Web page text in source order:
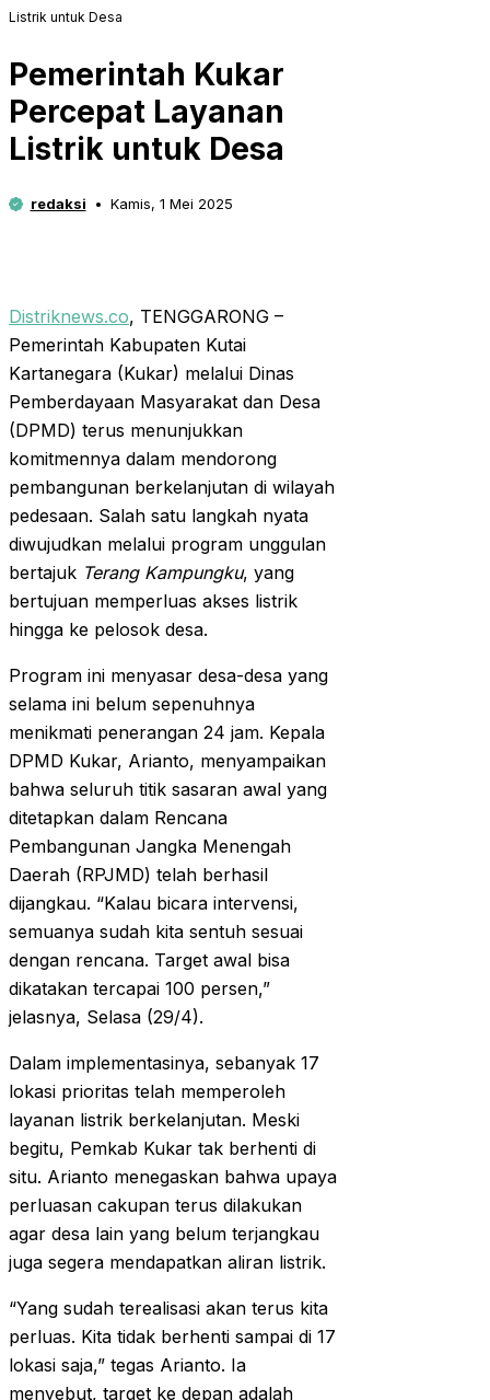
Listrik untuk Desa
Pemerintah Kukar
Percepat Layanan
Listrik untuk Desa
redaksi Kamis, 1 Mei 2025
Distriknews.co, TENGGARONG –
Pemerintah Kabupaten Kutai
Kartanegara (Kukar) melalui Dinas
Pemberdayaan Masyarakat dan Desa
(DPMD) terus menunjukkan
komitmennya dalam mendorong
pembangunan berkelanjutan di wilayah
pedesaan. Salah satu langkah nyata
diwujudkan melalui program unggulan
bertajuk Terang Kampungku, yang
bertujuan memperluas akses listrik
hingga ke pelosok desa.
Program ini menyasar desa-desa yang
selama ini belum sepenuhnya
menikmati penerangan 24 jam. Kepala
DPMD Kukar, Arianto, menyampaikan
bahwa seluruh titik sasaran awal yang
ditetapkan dalam Rencana
Pembangunan Jangka Menengah
Daerah (RPJMD) telah berhasil
dijangkau. “Kalau bicara intervensi,
semuanya sudah kita sentuh sesuai
dengan rencana. Target awal bisa
dikatakan tercapai 100 persen,”
jelasnya, Selasa (29/4).
Dalam implementasinya, sebanyak 17
lokasi prioritas telah memperoleh
layanan listrik berkelanjutan. Meski
begitu, Pemkab Kukar tak berhenti di
situ. Arianto menegaskan bahwa upaya
perluasan cakupan terus dilakukan
agar desa lain yang belum terjangkau
juga segera mendapatkan aliran listrik.
“Yang sudah terealisasi akan terus kita
perluas. Kita tidak berhenti sampai di 17
lokasi saja,” tegas Arianto. Ia
menyebut, target ke depan adalah